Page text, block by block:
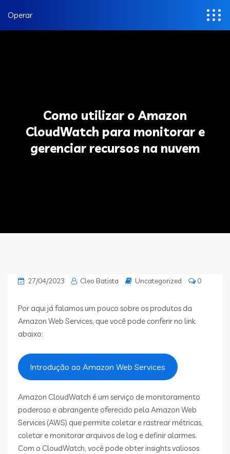
Operar
Como utilizar o Amazon
CloudWatch para monitorar e
gerenciar recursos na nuvem
27/04/2023 Cleo Batista Uncategorized 0
Por aqui já falamos um pouco sobre os produtos da
Amazon Web Services, que você pode conferir no link
abaixo:
Introdução ao Amazon Web Services
Amazon CloudWatch é um serviço de monitoramento
poderoso e abrangente oferecido pela Amazon Web
Services (AWS) que permite coletar e rastrear métricas,
coletar e monitorar arquivos de log e definir alarmes.
Com o CloudWatch, você pode obter insights valiosos